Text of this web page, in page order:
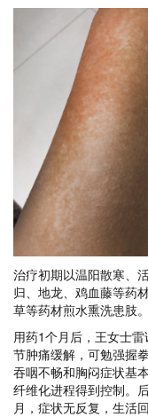
治疗初期以温阳散寒、
归、地龙、鸡血藤等药
草等药材煎水熏洗患肢。
用药1个月后，王女士
节肿痛缓解，可勉强握
吞咽不畅和胸闷症状基
纤维化进程得到控制。
月，症状无反复，生活回